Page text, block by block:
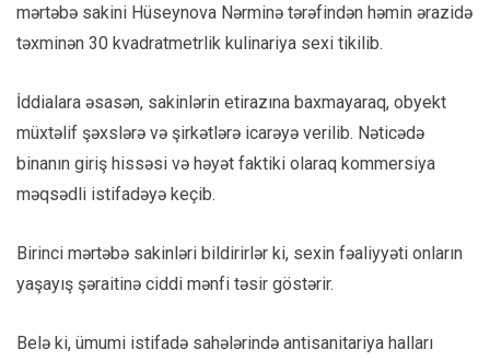
mərtəbə sakini Hüseynova Nərminə tərəfindən həmin ərazidə
təxminən 30 kvadratmetrlik kulinariya sexi tikilib.
İddialara əsasən, sakinlərin etirazına baxmayaraq, obyekt
müxtəlif şəxslərə və şirkətlərə icarəyə verilib. Nəticədə
binanın giriş hissəsi və həyət faktiki olaraq kommersiya
məqsədli istifadəyə keçib.
Birinci mərtəbə sakinləri bildirirlər ki, sexin fəaliyyəti onların
yaşayış şəraitinə ciddi mənfi təsir göstərir.
Belə ki, ümumi istifadə sahələrində antisanitariya halları